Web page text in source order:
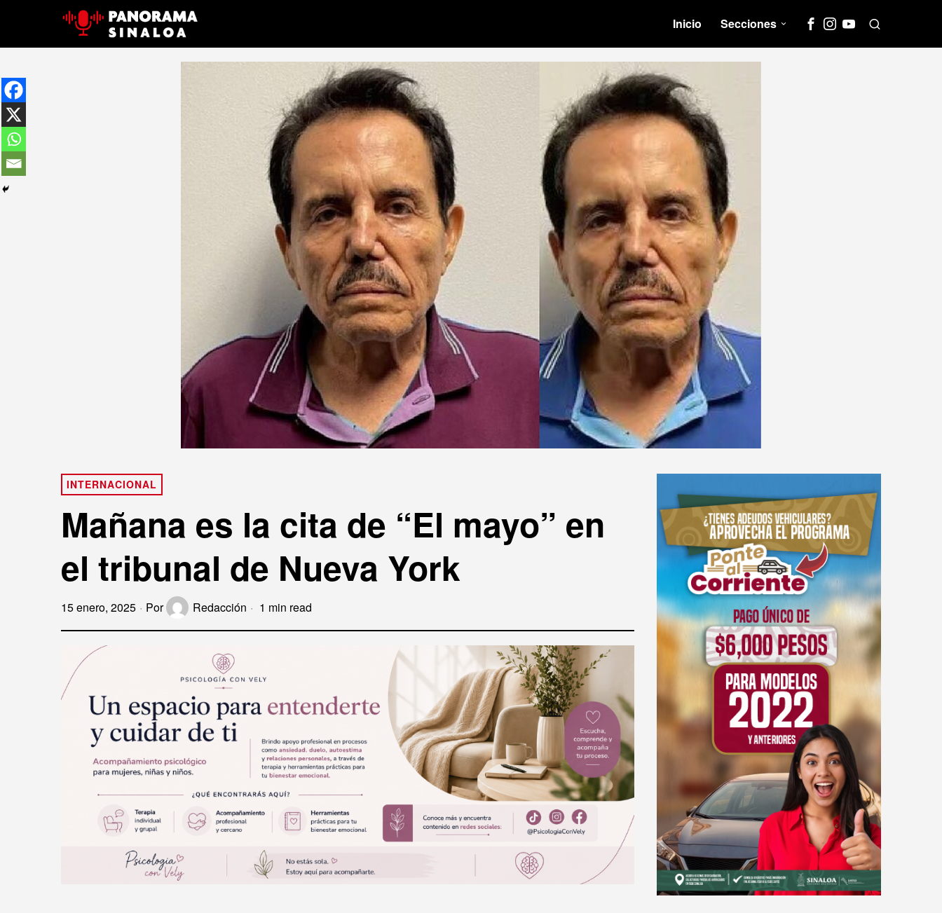
Inicio Secciones
INTERNACIONAL
Mañana es la cita de “El mayo” en
el tribunal de Nueva York
15 enero, 2025 Por Redacción 1 min read